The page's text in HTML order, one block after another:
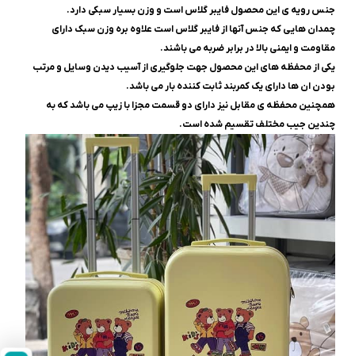
جنس رویه ی این محصول فایبر گلاس است و وزن بسیار سبکی دارد.
چمدان هایی که جنس آنها از فایبر گلاس است علاوه بره وزن سبک دارای
مقاومت و ایمنی بالا در برابر ضربه می باشند.
یکی از محفظه های این محصول جهت جلوگیری از آسیب دیدن وسایل و مرتب
بودن ان ها دارای یک کمربند ثابت کننده بار می باشد.
همچنین محفظه ی مقابل نیز دارای دو قسمت مجزا با زیپ می باشد که به
چندین جیب مختلف تقسیم شده است.